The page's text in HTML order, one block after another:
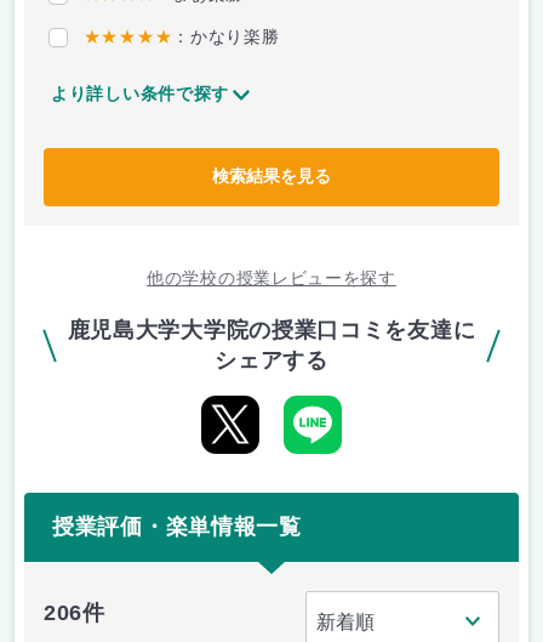
★★★★★ ：かなり楽勝
より詳しい条件で探す
検索結果を見る
他の学校の授業レビューを探す
鹿児島大学大学院の授業口コミを友達に
シェアする
授業評価・楽単情報一覧
206件